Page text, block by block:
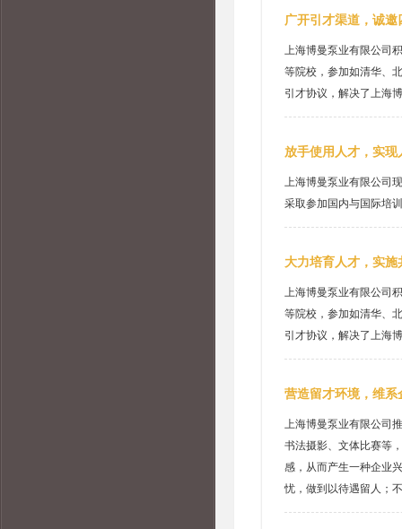
广开引才渠道，诚
上海博曼泵业有限公司
等院校，参加如清华、
引才协议，解决了上海
放手使用人才，实
上海博曼泵业有限公司
采取参加国内与国际培
大力培育人才，实
上海博曼泵业有限公司
等院校，参加如清华、
引才协议，解决了上海
营造留才环境，维
上海博曼泵业有限公司
书法摄影、文体比赛等
感，从而产生一种企业
忧，做到以待遇留人；